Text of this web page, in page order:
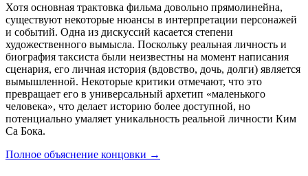
Хотя основная трактовка фильма довольно прямолинейна,
существуют некоторые нюансы в интерпретации персонажей
и событий. Одна из дискуссий касается степени
художественного вымысла. Поскольку реальная личность и
биография таксиста были неизвестны на момент написания
сценария, его личная история (вдовство, дочь, долги) является
вымышленной. Некоторые критики отмечают, что это
превращает его в универсальный архетип «маленького
человека», что делает историю более доступной, но
потенциально умаляет уникальность реальной личности Ким
Са Бока.
Полное объяснение концовки →